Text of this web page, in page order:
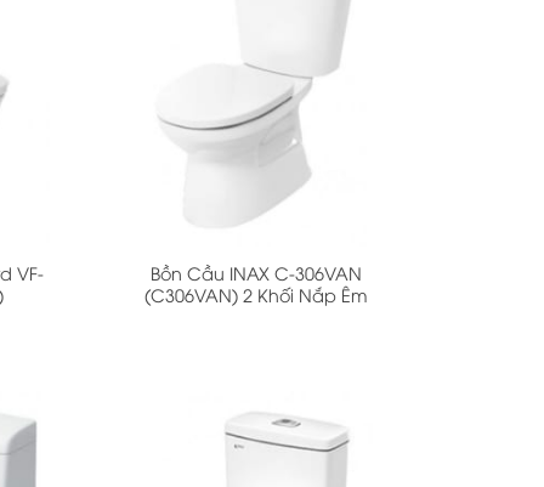
VF-
Bồn Cầu INAX C-306VAN
(C306VAN) 2 Khối Nắp Êm